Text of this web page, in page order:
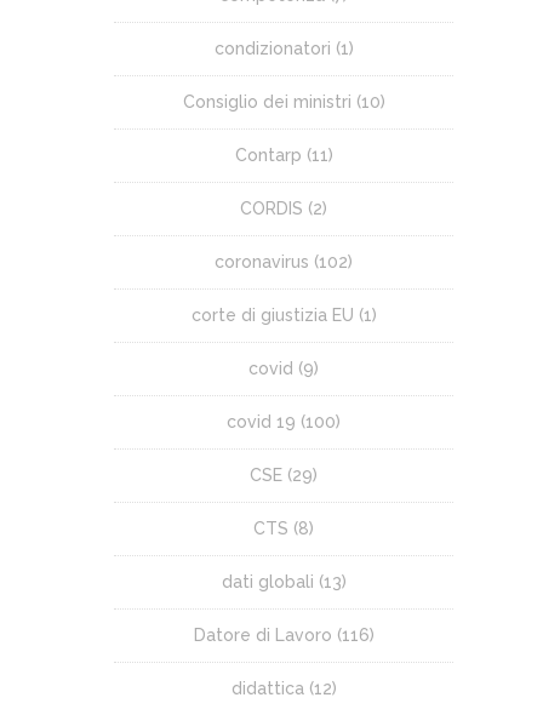
condizionatori (1)
Consiglio dei ministri (10)
Contarp (11)
CORDIS (2)
coronavirus (102)
corte di giustizia EU (1)
covid (9)
covid 19 (100)
CSE (29)
CTS (8)
dati globali (13)
Datore di Lavoro (116)
didattica (12)